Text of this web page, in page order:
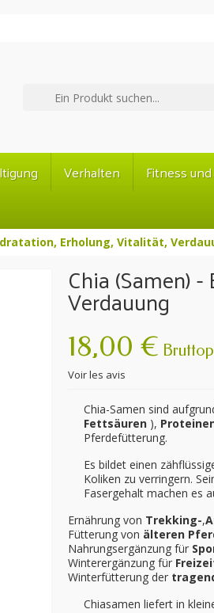
Verhalten Fitness
Erholung, Vitalität,
Chia (Samen)
Verdauung
18,00 €
Voir les avis
Chia-Samen sind
Fettsäuren ),
Pferdefütterung.
Es bildet einen
Koliken zu verringern.
Fasergehalt machen es
Ernährung von Trekking-,
Fütterung von älteren
Nahrungsergänzung für
Winterergänzung für
Winterfütterung der
Chiasamen liefert in